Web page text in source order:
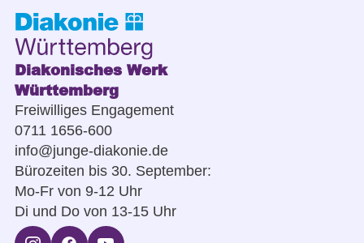
Diakonisches Werk
Württemberg
Freiwilliges Engagement
0711 1656-600
info@junge-diakonie.de
Bürozeiten bis 30. September:
Mo-Fr von 9-12 Uhr
Di und Do von 13-15 Uhr